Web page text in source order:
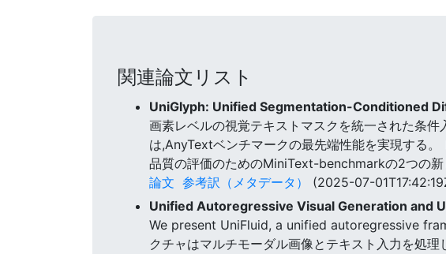
関連論文リスト
UniGlyph: Unified Segmentation-Conditioned
画素レベルの視覚テキストマスクを統一された条
は,AnyTextベンチマークの最先端性能を実現する
品質の評価のためのMiniText-benchmarkの2つの新
論文 参考訳（メタデータ）
(2025-07-
Unified Autoregressive Visual Generation and
We present UniFluid, a unified autoregressive
クチャはマルチモーダル画像とテキスト入力を処